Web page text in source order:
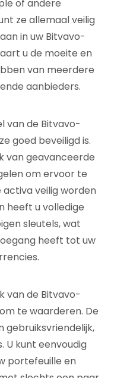
of andere
ze allemaal veilig
in uw Bitvavo-
u de moeite en
van meerdere
aanbieders.
van de Bitvavo-
goed beveiligd is.
van geavanceerde
om ervoor te
veilig worden
heeft u volledige
sleutels, wat
heeft tot uw
van de Bitvavo-
te waarderen. De
gebruiksvriendelijk,
U kunt eenvoudig
portefeuille en